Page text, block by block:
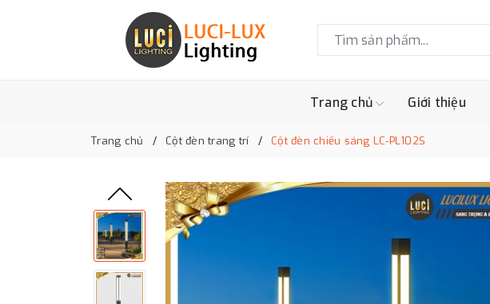
Trang chủ Giới thiệu
Trang chủ Cột đèn trang trí Cột đèn chiếu sáng LC-PL102S